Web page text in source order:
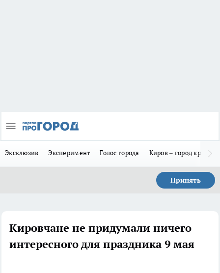
Эксклюзив Эксперимент Голос города Киров – город
Принять
Кировчане не придумали ничего
интересного для праздника 9 мая